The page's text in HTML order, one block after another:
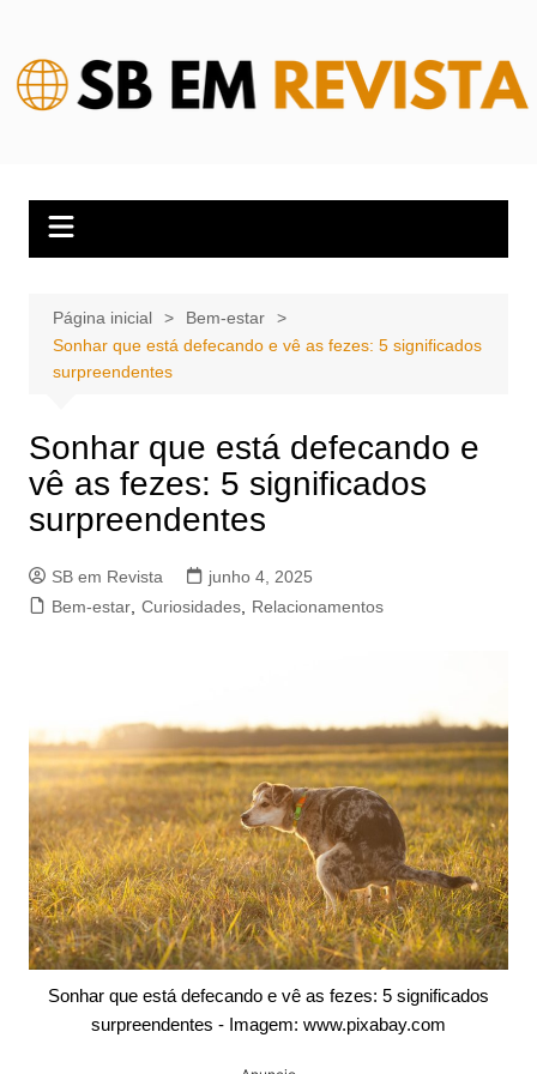
conteúdo
Página inicial
Bem-estar
Sonhar que está defecando e vê as fezes: 5 significados
surpreendentes
Sonhar que está defecando e
vê as fezes: 5 significados
surpreendentes
SB em Revista
junho 4, 2025
Bem-estar, Curiosidades, Relacionamentos
Sonhar que está defecando e vê as fezes: 5 significados
surpreendentes - Imagem: www.pixabay.com